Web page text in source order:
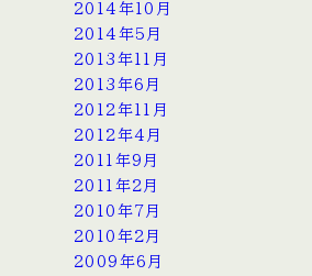
2014年10月
2014年5月
2013年11月
2013年6月
2012年11月
2012年4月
2011年9月
2011年2月
2010年7月
2010年2月
2009年6月